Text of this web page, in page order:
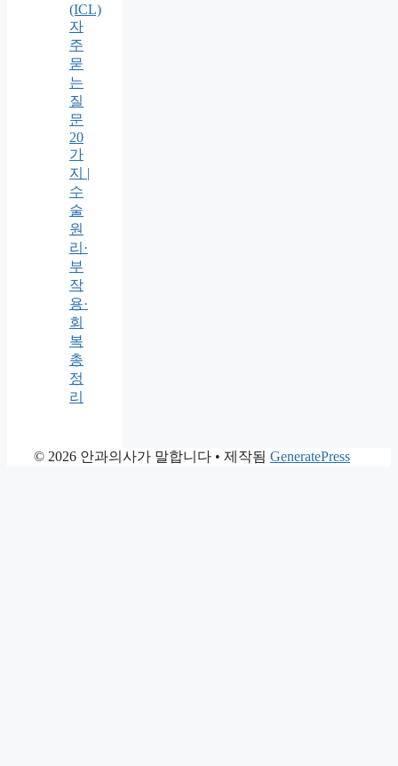
(ICL)
자
주
묻
는
질
문
20
가
지 |
수
술
원
리·
부
작
용·
회
복
총
정
리
© 2026 안과의사가 말합니다 • 제작됨 GeneratePress